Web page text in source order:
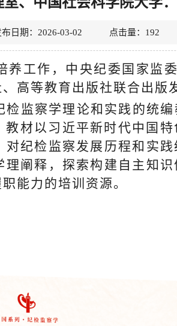
布日期：2026-03-02 点击量： 192
养工作，中央纪委国家监
高等教育出版社联合出版
监察学理论和实践的统
材以习近平新时代中国
纪检监察发展历程和实
阐释，探索构建自主知
能力的培训资源。